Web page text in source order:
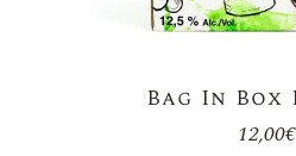
Bag In Box
12,00€